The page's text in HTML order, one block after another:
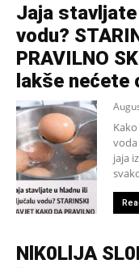
Jaja stavljate
vodu?
PRAVILNO
lakše nećete
jaja
NlK0LlJA